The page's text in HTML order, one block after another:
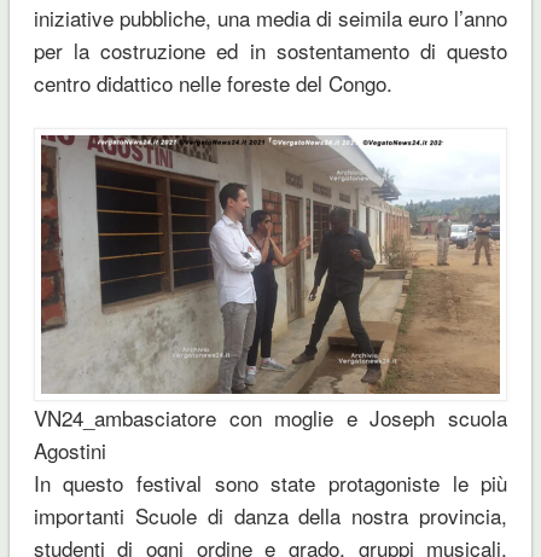
iniziative pubbliche, una media di seimila euro l’anno
per la costruzione ed in sostentamento di questo
centro didattico nelle foreste del Congo.
VN24_ambasciatore con moglie e Joseph scuola
Agostini
In questo festival sono state protagoniste le più
importanti Scuole di danza della nostra provincia,
studenti di ogni ordine e grado, gruppi musicali,